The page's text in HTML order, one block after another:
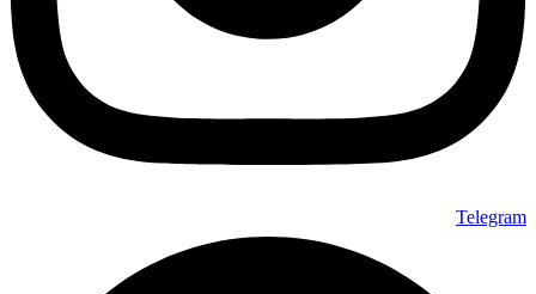
Telegram